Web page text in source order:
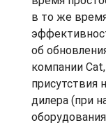
в то же
об
компании
присутствия
дилера (при